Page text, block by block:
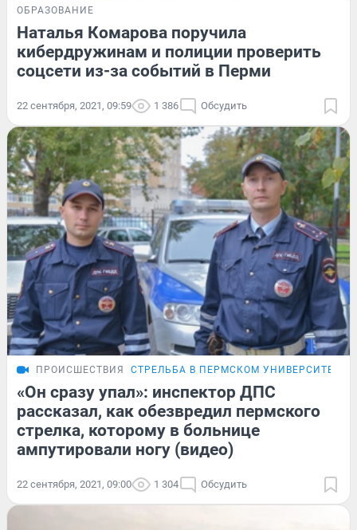
ОБРАЗОВАНИЕ
Наталья Комарова поручила
кибердружинам и полиции проверить
соцсети из-за событий в Перми
22 сентября, 2021, 09:59 1 386 Обсудить
ПРОИСШЕСТВИЯ СТРЕЛЬБА В ПЕРМСКОМ УНИВЕРСИТЕТЕ
«Он сразу упал»: инспектор ДПС
рассказал, как обезвредил пермского
стрелка, которому в больнице
ампутировали ногу (видео)
22 сентября, 2021, 09:00 1 304 Обсудить